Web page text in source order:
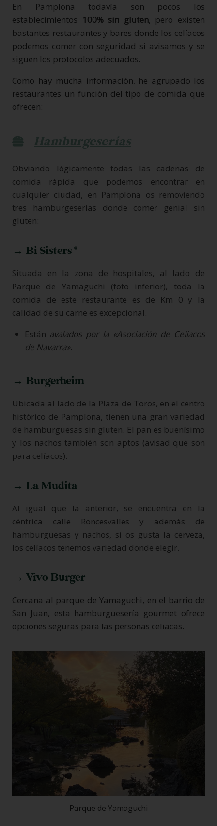
En Pamplona todavía son pocos los
establecimientos 100% sin gluten, pero existen
bastantes restaurantes y bares donde los celíacos
podemos comer con seguridad si avisamos y se
siguen los protocolos adecuados.
Como hay mucha información, he agrupado los
restaurantes un función del tipo de comida que
ofrecen:
Hamburgeserías
Obviando lógicamente todas las cadenas de
comida rápida que podemos encontrar en
cualquier ciudad, en Pamplona os removiendo
tres hamburgeserías donde comer genial sin
gluten:
→ Bi Sisters *
Situada en la zona de hospitales, al lado de
Parque de Yamaguchi (foto inferior), toda la
comida de este restaurante es de Km 0 y la
calidad de su carne es excepcional.
Están avalados por la «Asociación de Celíacos
de Navarra».
→ Burgerheim
Ubicada al lado de la Plaza de Toros, en el centro
histórico de Pamplona, tienen una gran variedad
de hamburguesas sin gluten. El pan es buenísimo
y los nachos también son aptos (avisad que son
para celíacos).
→ La Mudita
Al igual que la anterior, se encuentra en la
céntrica calle Roncesvalles y además de
hamburguesas y nachos, si os gusta la cerveza,
los celíacos tenemos variedad donde elegir.
→ Vivo Burger
Cercana al parque de Yamaguchi, en el barrio de
San Juan, esta hamburguesería gourmet ofrece
opciones seguras para las personas celíacas.
Parque de Yamaguchi